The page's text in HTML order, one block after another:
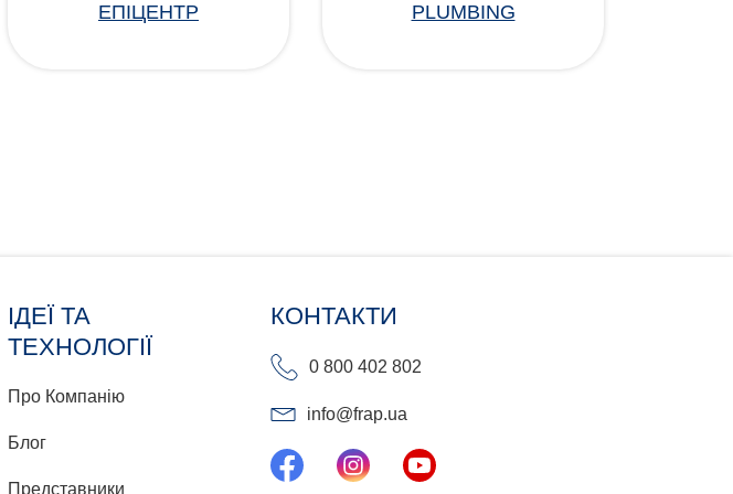
ЕПІЦЕНТР PLUMBING
ІДЕЇ ТА
ТЕХНОЛОГІЇ
Про Компанію
Блог
Представники
КОНТАКТИ
0 800 402 802
info@frap.ua